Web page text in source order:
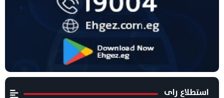
استطلاع راى